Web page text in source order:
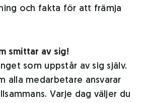
och fakta för att främja
smittar av sig!
som uppstår av sig själv.
alla medarbetare ansvarar
Varje dag väljer du